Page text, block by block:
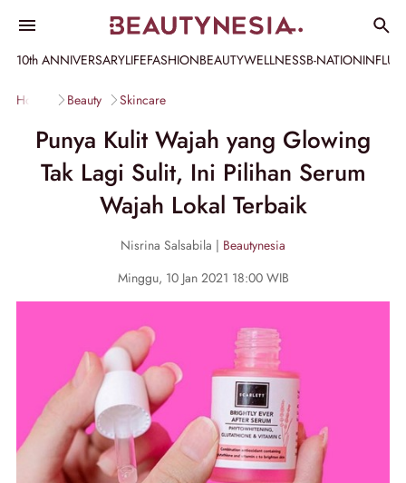
10th ANNIVERSARYLIFEFASHIONBEAUTYWELLNESSB-NATION
Home Beauty Skincare
Punya Kulit Wajah yang Glowing
Tak Lagi Sulit, Ini Pilihan Serum
Wajah Lokal Terbaik
Nisrina Salsabila | Beautynesia
Minggu, 10 Jan 2021 18:00 WIB